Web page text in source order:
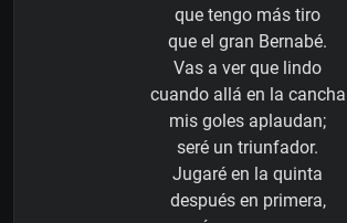
que tengo más tiro
que el gran Bernabé.
Vas a ver que lindo
cuando allá en la cancha
mis goles aplaudan;
seré un triunfador.
Jugaré en la quinta
después en primera,